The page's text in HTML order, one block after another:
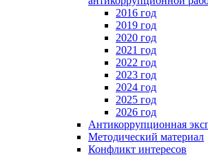
2016 год
2019 год
2020 год
2021 год
2022 год
2023 год
2024 год
2025 год
2026 год
Антикоррупционная
Методический материал
Конфликт интересов